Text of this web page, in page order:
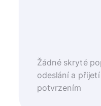
Žádné skryté
odeslání a
potvrzením